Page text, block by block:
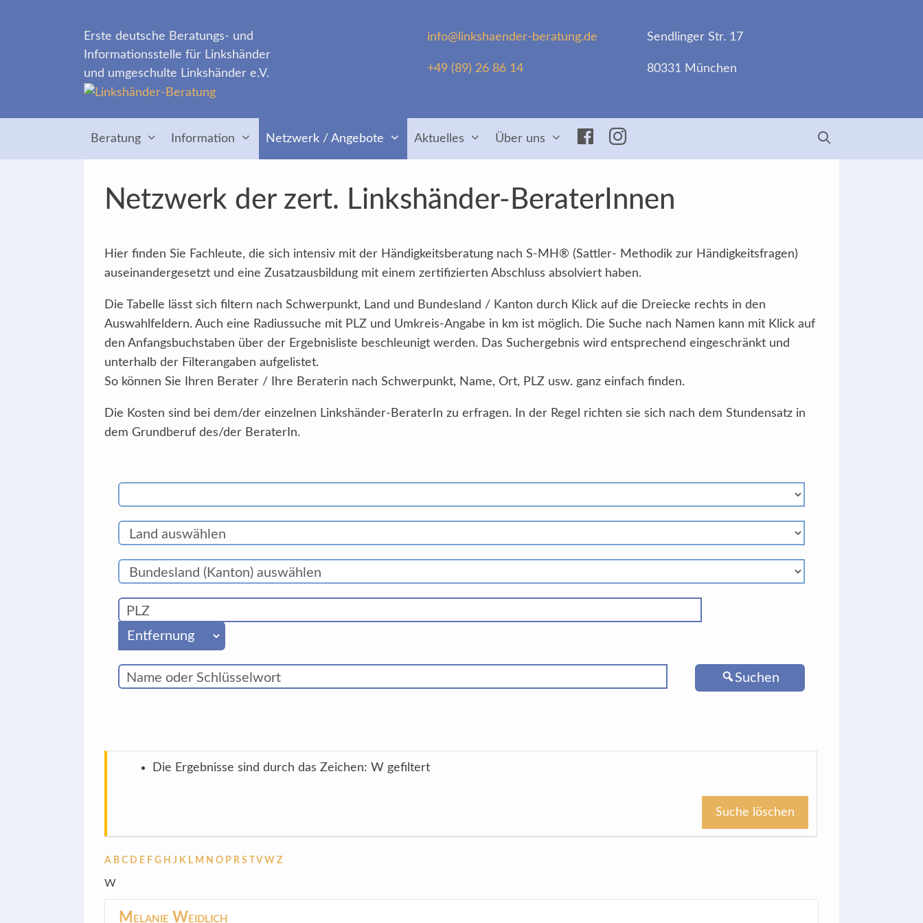
info@linkshaender-beratung.de
+49 (89) 26 86 14
Sendlinger Str. 17
80331 München
Erste deutsche Beratungs- und
Informationsstelle für Linkshänder
und umgeschulte Linkshänder e.V.
Beratung Information Netzwerk / Angebote Aktuelles Über uns Facebook
Insta
Netzwerk der zert. Linkshänder-BeraterInnen
Hier finden Sie Fachleute, die sich intensiv mit der Händigkeitsberatung nach S-MH® (Sattler- Methodik zur Händigkeitsfragen)
auseinandergesetzt und eine Zusatzausbildung mit einem zertifizierten Abschluss absolviert haben.
Die Tabelle lässt sich filtern nach Schwerpunkt, Land und Bundesland / Kanton durch Klick auf die Dreiecke rechts in den
Auswahlfeldern. Auch eine Radiussuche mit PLZ und Umkreis-Angabe in km ist möglich. Die Suche nach Namen kann mit Klick auf
den Anfangsbuchstaben über der Ergebnisliste beschleunigt werden. Das Suchergebnis wird entsprechend eingeschränkt und
unterhalb der Filterangaben aufgelistet.
So können Sie Ihren Berater / Ihre Beraterin nach Schwerpunkt, Name, Ort, PLZ usw. ganz einfach finden.
Die Kosten sind bei dem/der einzelnen Linkshänder-BeraterIn zu erfragen. In der Regel richten sie sich nach dem Stundensatz in
dem Grundberuf des/der BeraterIn.
Suchen
Die Ergebnisse sind durch das Zeichen: W gefiltert
Suche löschen
A B C D E F G H J K L M N O P R S V W Z
W
Melanie Weidlich